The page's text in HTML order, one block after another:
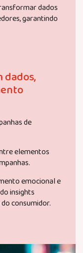
dados
garantindo
dados,
de
elementos
emocional e
insights
consumidor.